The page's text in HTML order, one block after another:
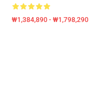
₩1,384,890 - ₩1,798,290